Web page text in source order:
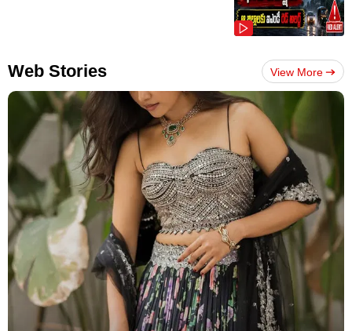
Web Stories View More